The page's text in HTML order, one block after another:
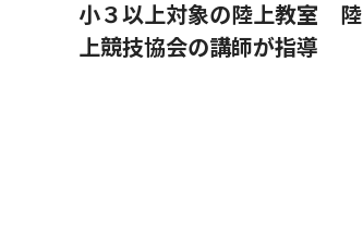
小３以上対象の陸上教室 陸
上競技協会の講師が指導